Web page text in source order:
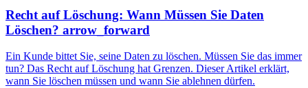
Recht auf Löschung: Wann Müssen Sie Daten
Löschen? arrow_forward
Ein Kunde bittet Sie, seine Daten zu löschen. Müssen Sie das immer
tun? Das Recht auf Löschung hat Grenzen. Dieser Artikel erklärt,
wann Sie löschen müssen und wann Sie ablehnen dürfen.